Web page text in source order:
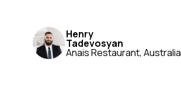
Henry
Tadevosyan
Anais Restaurant, Australia